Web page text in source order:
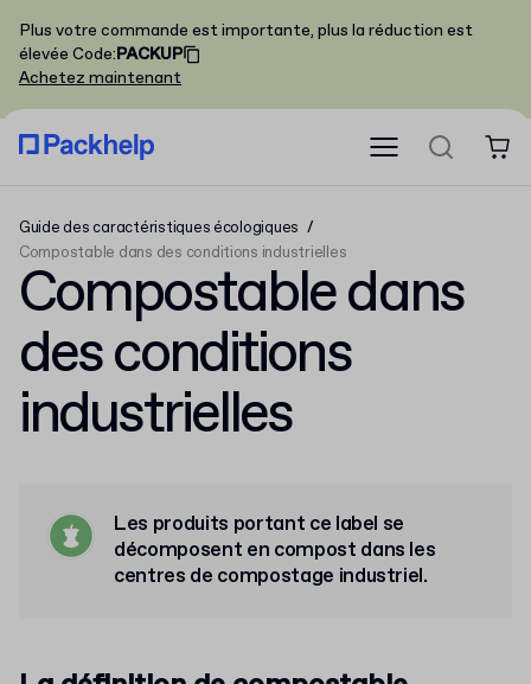
Plus votre commande est importante, plus la réduction est
élevée Code:PACKUP
Achetez maintenant
Guide des caractéristiques écologiques
Compostable dans des conditions industrielles
Compostable dans
des conditions
industrielles
Les produits portant ce label se
décomposent en compost dans les
centres de compostage industriel.